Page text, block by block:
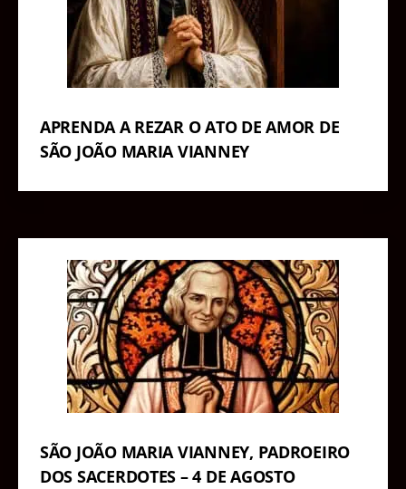
APRENDA A REZAR O ATO DE AMOR DE
SÃO JOÃO MARIA VIANNEY
SÃO JOÃO MARIA VIANNEY, PADROEIRO
DOS SACERDOTES – 4 DE AGOSTO